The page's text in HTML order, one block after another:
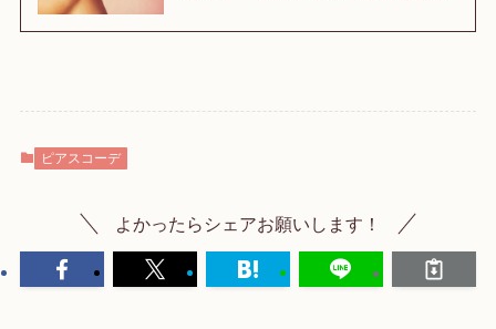
ピアスコーデ
よかったらシェアお願いします！